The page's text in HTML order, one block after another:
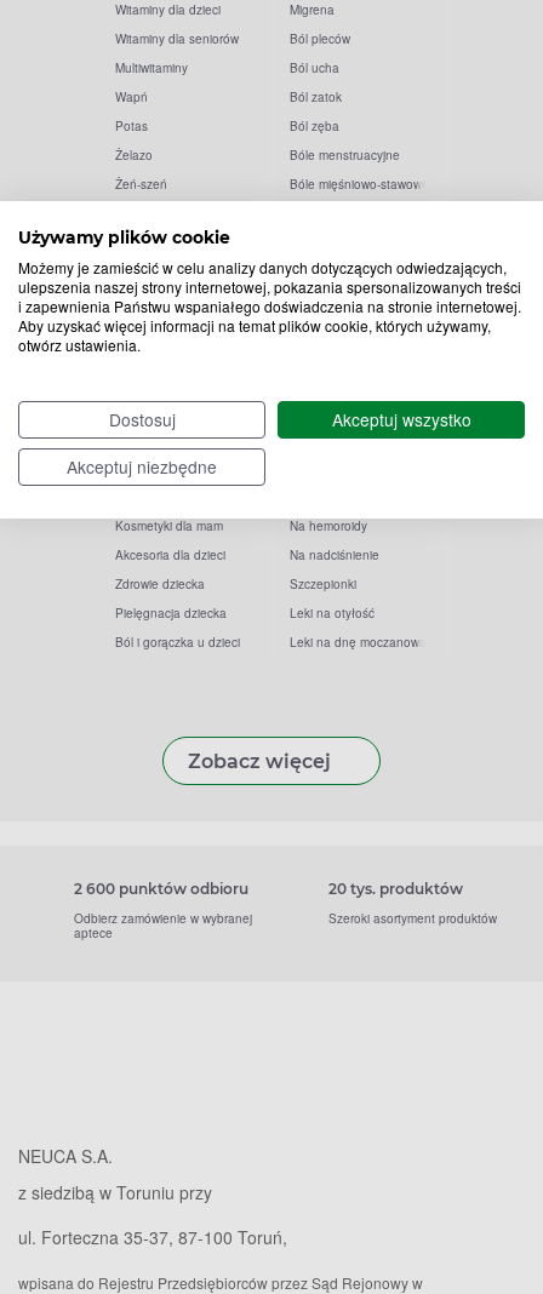
Używamy plików cookie
Możemy je zamieścić w celu analizy danych dotyczących odwiedzających,
ulepszenia naszej strony internetowej, pokazania spersonalizowanych treści
i zapewnienia Państwu wspaniałego doświadczenia na stronie internetowej.
Aby uzyskać więcej informacji na temat plików cookie, których używamy,
otwórz ustawienia.
Dostosuj
Akceptuj wszystko
Akceptuj niezbędne
Witaminy dla dzieci
Witaminy dla seniorów
Multiwitaminy
Wapń
Potas
Żelazo
Żeń-szeń
Migrena
Ból pleców
Ból ucha
Ból zatok
Ból zęba
Bóle menstruacyjne
Bóle mięśniowo-stawowe
Mama i dziecko
Witaminy w ciąży
Odparzenia
Na katar dla dzieci
Kosmetyki dla mam
Akcesoria dla dzieci
Zdrowie dziecka
Pielęgnacja dziecka
Ból i gorączka u dzieci
Na receptę
Leki na grzybicę
Na hemoroidy
Na nadciśnienie
Szczepionki
Leki na otyłość
Leki na dnę moczanową
Zobacz więcej
2 600 punktów odbioru
Odbierz zamówienie w wybranej
aptece
20 tys. produktów
Szeroki asortyment produktów
NEUCA S.A.
z siedzibą w Toruniu przy
ul. Forteczna 35-37, 87-100 Toruń,
wpisana do Rejestru Przedsiębiorców przez Sąd Rejonowy w